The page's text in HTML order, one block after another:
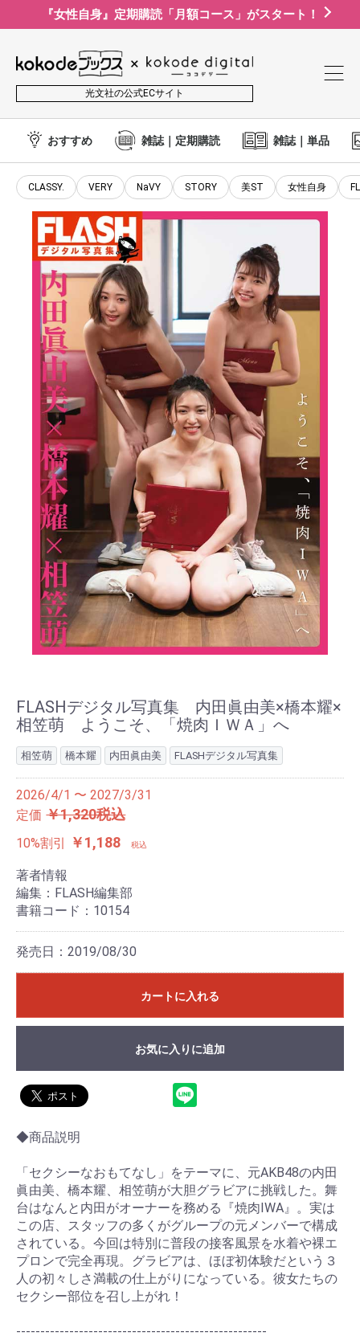
『女性自身』定期購読「月額コース」がスタート！
光文社の公式ECサイト
おすすめ 雑誌｜定期購読 雑誌｜単品
CLASSY. VERY NaVY STORY 美ST 女性自身
FLASHデジタル写真集 内田眞由美×橋本耀×
相笠萌 ようこそ、「焼肉ＩＷＡ」へ
相笠萌 橋本耀 内田眞由美 FLASHデジタル写真集
2026/4/1 〜 2027/3/31
定価 ￥1,320税込
10%割引 ￥1,188 税込
著者情報
編集：FLASH編集部
書籍コード：10154
発売日：2019/08/30
カートに入れる
お気に入りに追加
◆商品説明
「セクシーなおもてなし」をテーマに、元AKB48の内田
眞由美、橋本耀、相笠萌が大胆グラビアに挑戦した。舞
台はなんと内田がオーナーを務める『焼肉IWA』。実は
この店、スタッフの多くがグループの元メンバーで構成
されている。今回は特別に普段の接客風景を水着や裸エ
プロンで完全再現。グラビアは、ほぼ初体験だという３
人の初々しさ満載の仕上がりになっている。彼女たちの
セクシー部位を召し上がれ！
----------------------------------------------------